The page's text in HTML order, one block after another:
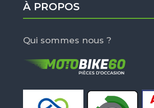
À PROPOS
Qui sommes nous ?